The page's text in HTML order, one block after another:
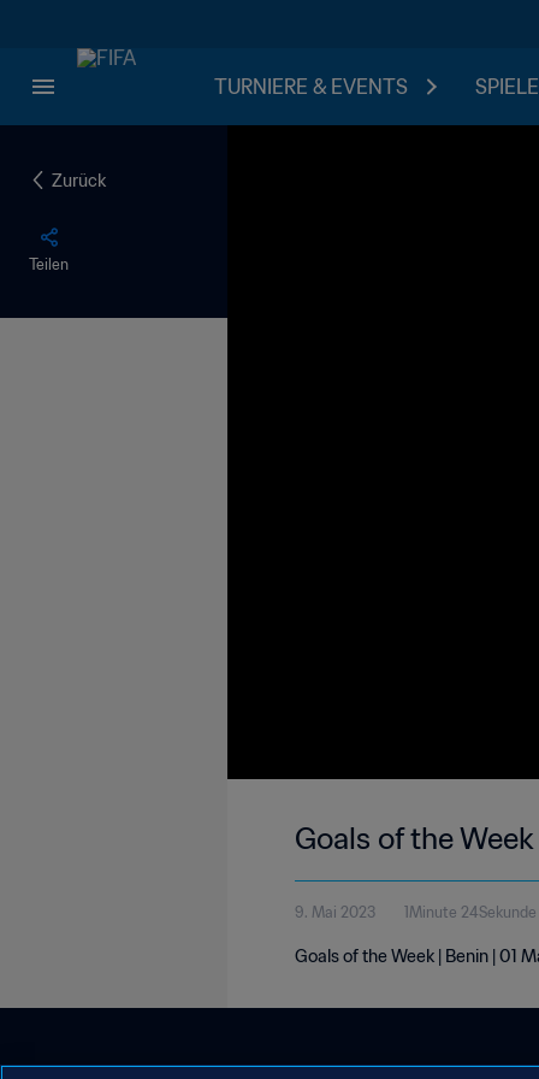
TURNIERE & EVENTS
Zurück
Teilen
Goals of the
9. Mai 2023 1Minute 24Sekunde
Goals of the Week | Benin | 01